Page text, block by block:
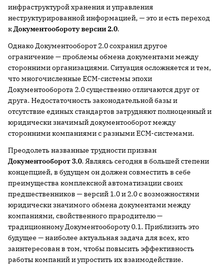
инфраструктурой хранения и управления
неструктурированной информацией, — это и есть переход
кДокументообороту версии 2.0.
Однако Документооборот 2.0 сохранил другое
ограничение — проблемы обмена документами между
сторонними организациями. Ситуация осложняется и тем,
что многочисленные ECM-системы эпохи
Документооборота 2.0 существенно отличаются друг от
друга. Недостаточность законодательной базы и
отсутствие единых стандартов затрудняют полноценный и
юридически значимый документооборот между
сторонними компаниями с разными ECM-системами.
Преодолеть названные трудности призван
Документооборот 3.0. Являясь сегодня в большей степени
концепцией, в будущем он должен совместить в себе
преимущества комплексной автоматизации своих
предшественников — версий 1.0 и 2.0 с возможностями
юридически значимого обмена документами между
компаниями, свойственного прародителю —
традиционному Документообороту 0.1. Приблизить это
будущее — наиболее актуальная задача для всех, кто
заинтересован в том, чтобы повысить эффективность
работы компаний и упростить их взаимодействие.